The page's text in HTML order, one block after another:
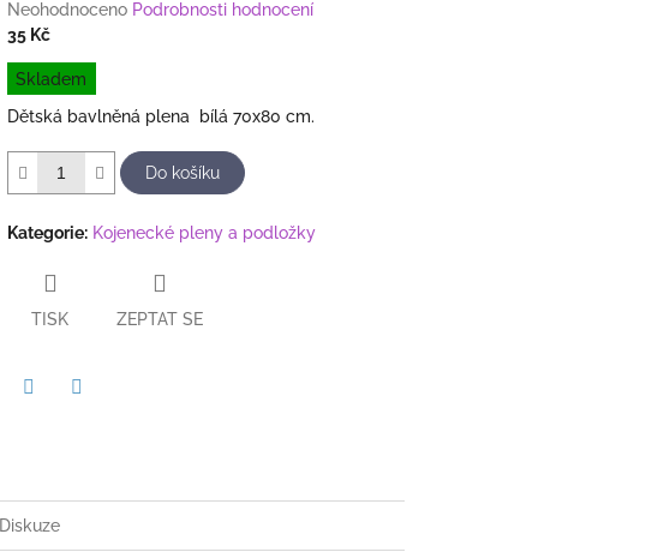
Průměrné
hodnocení
je
0,0
z
5
hvězdiček.
Neohodnoceno Podrobnosti hodnocení
35 Kč
Měrná
cena:
Skladem
Dětská bavlněná plena bílá 70x80 cm.
Do košíku
Kategorie: Kojenecké pleny a podložky
TISK ZEPTAT SE
Diskuze